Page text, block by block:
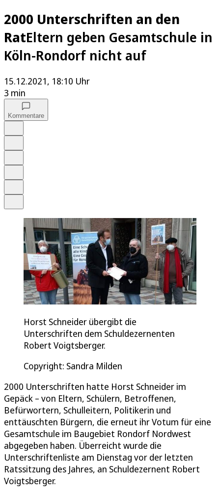
2000 Unterschriften an den
RatEltern geben Gesamtschule in
Köln-Rondorf nicht auf
15.12.2021, 18:10 Uhr
3 min
Kommentare
Horst Schneider übergibt die
Unterschriften dem Schuldezernenten
Robert Voigtsberger.
Copyright: Sandra Milden
2000 Unterschriften hatte Horst Schneider im
Gepäck – von Eltern, Schülern, Betroffenen,
Befürwortern, Schulleitern, Politikerin und
enttäuschten Bürgern, die erneut ihr Votum für eine
Gesamtschule im Baugebiet Rondorf Nordwest
abgegeben haben. Überreicht wurde die
Unterschriftenliste am Dienstag vor der letzten
Ratssitzung des Jahres, an Schuldezernent Robert
Voigtsberger.